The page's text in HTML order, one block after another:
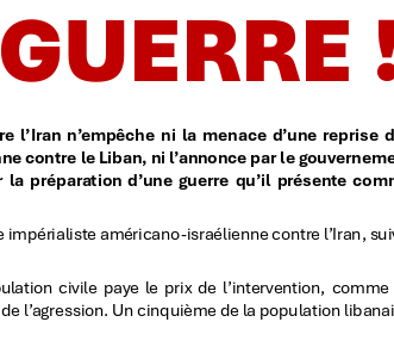
travailleurs
| Yvelines
L M